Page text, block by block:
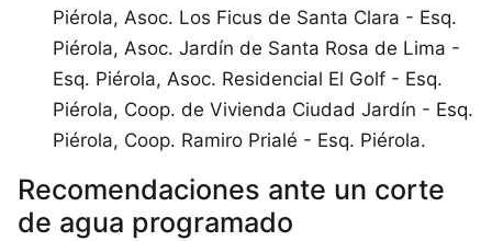
Piérola, Asoc. Los Ficus de Santa Clara - Esq.
Piérola, Asoc. Jardín de Santa Rosa de Lima -
Esq. Piérola, Asoc. Residencial El Golf - Esq.
Piérola, Coop. de Vivienda Ciudad Jardín - Esq.
Piérola, Coop. Ramiro Prialé - Esq. Piérola.
Recomendaciones ante un corte
de agua programado